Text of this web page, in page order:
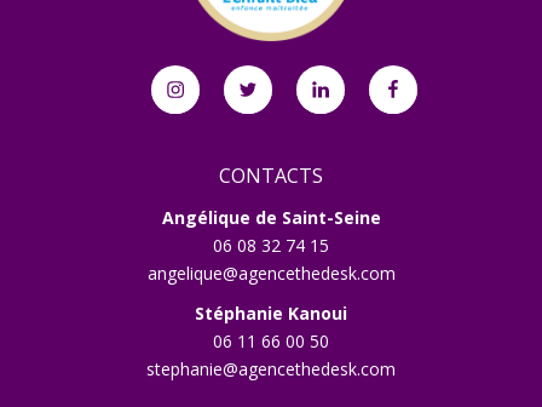
InstagramTwitter Linkedin Facebook
CONTACTS
Angélique de Saint-Seine
06 08 32 74 15
angelique@agencethedesk.com
Stéphanie Kanoui
06 11 66 00 50
stephanie@agencethedesk.com